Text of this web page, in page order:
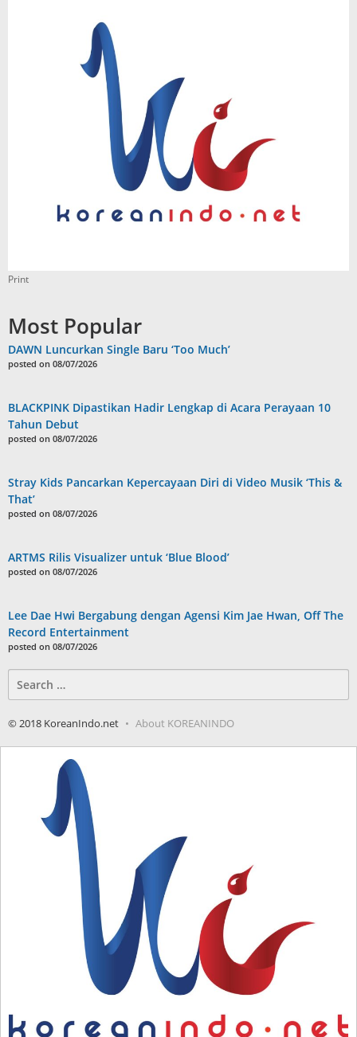
Print
Most Popular
DAWN Luncurkan Single Baru ‘Too Much’
posted on 08/07/2026
BLACKPINK Dipastikan Hadir Lengkap di Acara Perayaan 10
Tahun Debut
posted on 08/07/2026
Stray Kids Pancarkan Kepercayaan Diri di Video Musik ‘This &
That’
posted on 08/07/2026
ARTMS Rilis Visualizer untuk ‘Blue Blood’
posted on 08/07/2026
Lee Dae Hwi Bergabung dengan Agensi Kim Jae Hwan, Off The
Record Entertainment
posted on 08/07/2026
for:
© 2018 KoreanIndo.net About KOREANINDO